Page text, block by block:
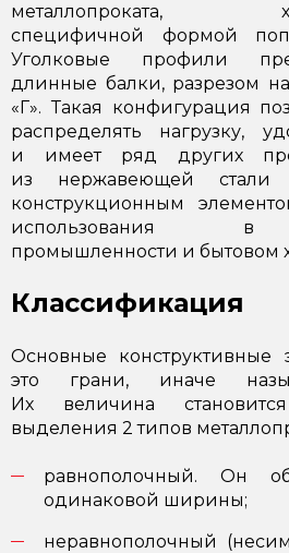
металлопроката,
специфичной формой
Уголковые профили
длинные балки, разрезом
«Г». Такая конфигурация
распределять нагрузку,
и имеет ряд других
из нержавеющей стали
конструкционным
использования в
промышленности и бытовом
Классификация
Основные конструктивные
это грани, иначе
Их величина
выделения 2 типов
равнополочный. Он
одинаковой ширины;
неравнополочный